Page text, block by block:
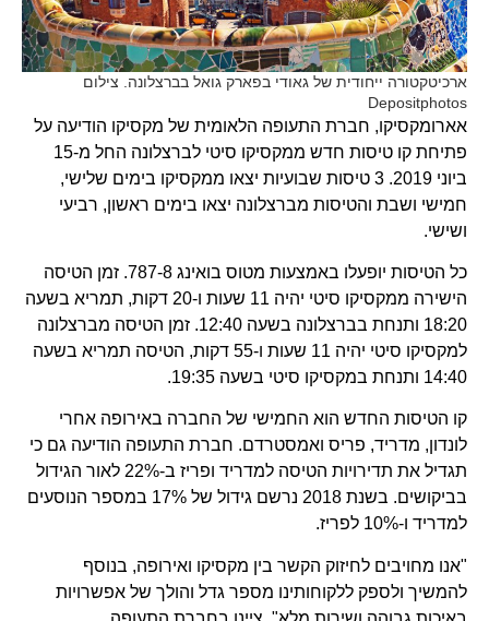
ארכיטקטורה ייחודית של גאודי בפארק גואל בברצלונה. צילום
Depositphotos
אארומקסיקו, חברת התעופה הלאומית של מקסיקו הודיעה על
פתיחת קו טיסות חדש ממקסיקו סיטי לברצלונה החל מ-15
ביוני 2019. 3 טיסות שבועיות יצאו ממקסיקו בימים שלישי,
חמישי ושבת והטיסות מברצלונה יצאו בימים ראשון, רביעי
ושישי.
כל הטיסות יופעלו באמצעות מטוס בואינג 787-8. זמן הטיסה
הישירה ממקסיקו סיטי יהיה 11 שעות ו-20 דקות, תמריא בשעה
18:20 ותנחת בברצלונה בשעה 12:40. זמן הטיסה מברצלונה
למקסיקו סיטי יהיה 11 שעות ו-55 דקות, הטיסה תמריא בשעה
14:40 ותנחת במקסיקו סיטי בשעה 19:35.
קו הטיסות החדש הוא החמישי של החברה באירופה אחרי
לונדון, מדריד, פריס ואמסטרדם. חברת התעופה הודיעה גם כי
תגדיל את תדירויות הטיסה למדריד ופריז ב-22% לאור הגידול
בביקושים. בשנת 2018 נרשם גידול של 17% במספר הנוסעים
למדריד ו-10% לפריז.
"אנו מחויבים לחיזוק הקשר בין מקסיקו ואירופה, בנוסף
להמשיך ולספק ללקוחותינו מספר גדל והולך של אפשרויות